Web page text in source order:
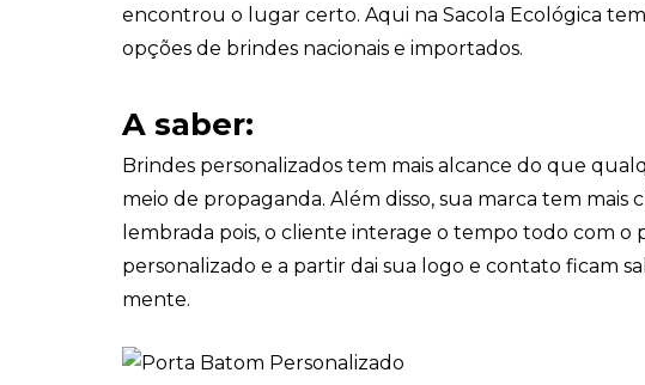
encontrou o lugar certo. Aqui na Sacola Ecológica
opções de brindes nacionais e importados.
A saber:
Brindes personalizados tem mais alcance do que
meio de propaganda. Além disso, sua marca tem mais
lembrada pois, o cliente interage o tempo todo com o
personalizado e a partir dai sua logo e contato ficam
mente.